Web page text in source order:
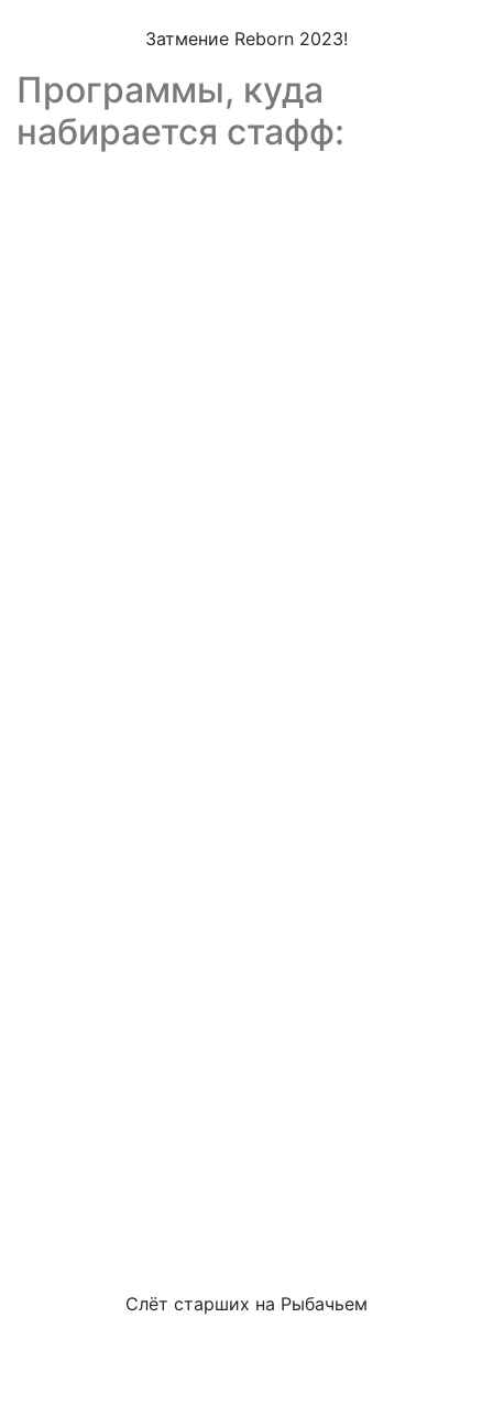
Затмение Reborn 2023!
Программы, куда
набирается стафф:
Слёт старших на Рыбачьем